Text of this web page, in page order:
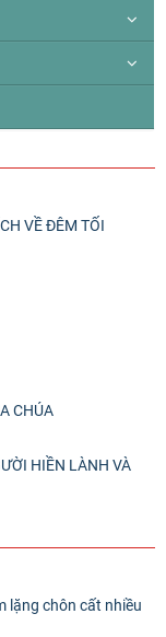
VỀ ĐÊM TỐI
CHÚA
HIỀN LÀNH VÀ
lặng chôn cất nhiều